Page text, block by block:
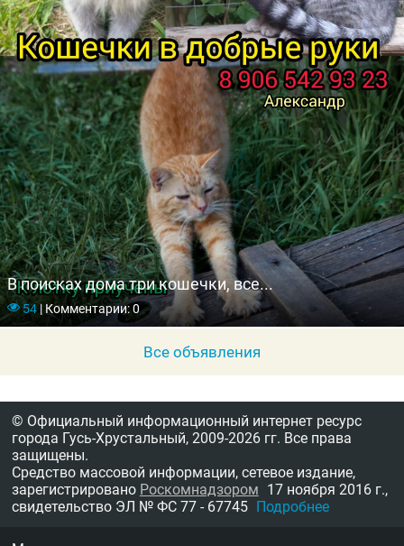
В поисках дома три кошечки, все...
54|Комментарии: 0
Все объявления
© Официальный информационный интернет ресурс
города Гусь-Хрустальный, 2009-2026 гг. Все права
защищены.
Средство массовой информации, сетевое издание,
зарегистрировано Роскомнадзором 17 ноября 2016 г.,
свидетельство ЭЛ № ФС 77 - 67745 Подробнее